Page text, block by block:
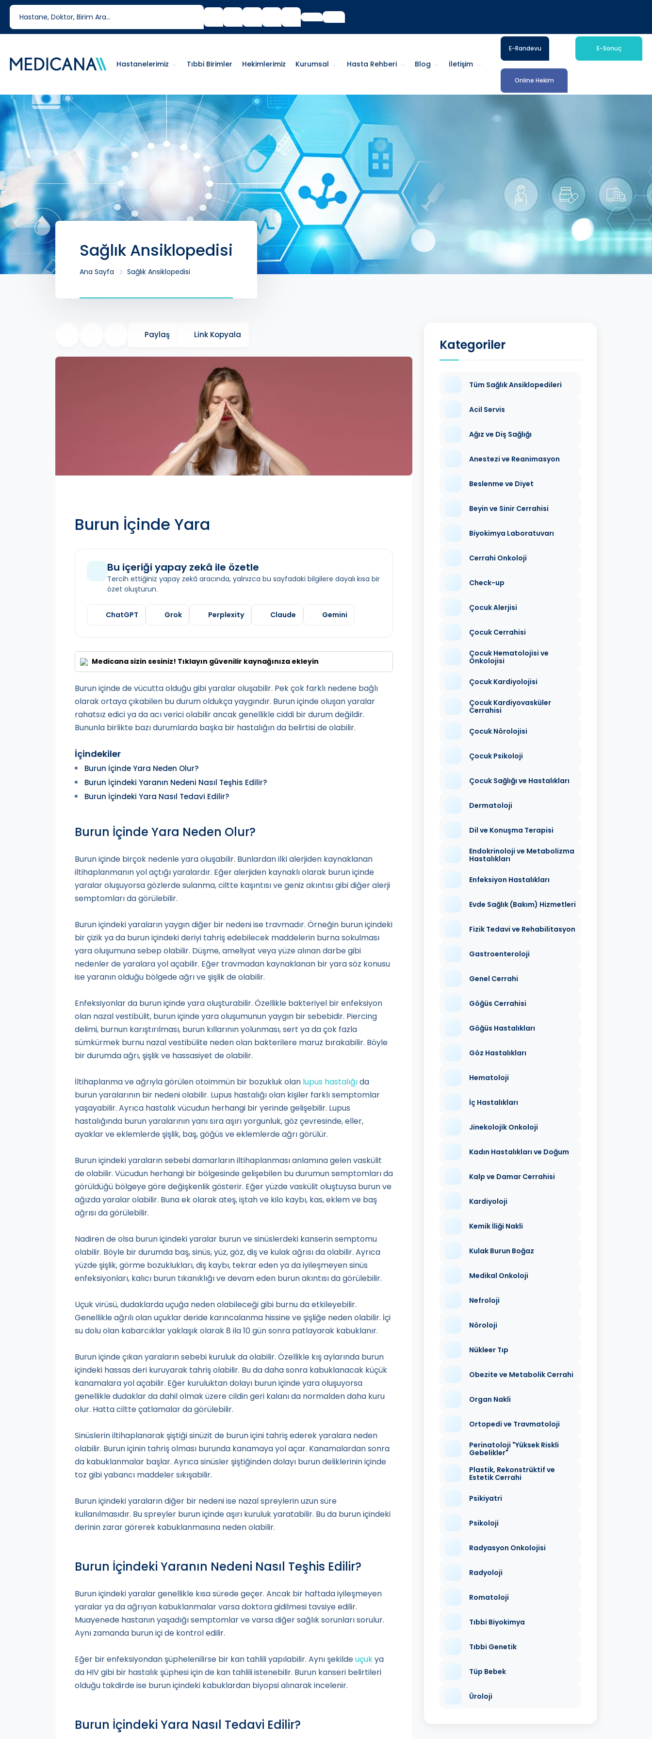
444 6 334
Tıbbi Birimler Hekimlerimiz Kurumsal Hasta Rehberi Blog İletişim
Hastanelerimiz
E-Randevu E-Sonuç
Online Hekim
Sağlık Ansiklopedisi
Ana Sayfa Sağlık Ansiklopedisi
Paylaş Link Kopyala
Burun İçinde Yara
Bu içeriği yapay zekâ ile özetle
Tercih ettiğiniz yapay zekâ aracında, yalnızca bu sayfadaki bilgilere dayalı kısa bir
özet oluşturun.
ChatGPT Grok Perplexity Claude Gemini
Medicana sizin sesiniz! Tıklayın güvenilir kaynağınıza ekleyin
Burun içinde de vücutta olduğu gibi yaralar oluşabilir. Pek çok farklı nedene bağlı
olarak ortaya çıkabilen bu durum oldukça yaygındır. Burun içinde oluşan yaralar
rahatsız edici ya da acı verici olabilir ancak genellikle ciddi bir durum değildir.
Bununla birlikte bazı durumlarda başka bir hastalığın da belirtisi de olabilir.
İçindekiler
Burun İçinde Yara Neden Olur?
Burun İçindeki Yaranın Nedeni Nasıl Teşhis Edilir?
Burun İçindeki Yara Nasıl Tedavi Edilir?
Burun İçinde Yara Neden Olur?
Burun içinde birçok nedenle yara oluşabilir. Bunlardan ilki alerjiden kaynaklanan
iltihaplanmanın yol açtığı yaralardır. Eğer alerjiden kaynaklı olarak burun içinde
yaralar oluşuyorsa gözlerde sulanma, ciltte kaşıntısı ve geniz akıntısı gibi diğer alerji
semptomları da görülebilir.
Burun içindeki yaraların yaygın diğer bir nedeni ise travmadır. Örneğin burun içindeki
bir çizik ya da burun içindeki deriyi tahriş edebilecek maddelerin burna sokulması
yara oluşumuna sebep olabilir. Düşme, ameliyat veya yüze alınan darbe gibi
nedenler de yaralara yol açabilir. Eğer travmadan kaynaklanan bir yara söz konusu
ise yaranın olduğu bölgede ağrı ve şişlik de olabilir.
Enfeksiyonlar da burun içinde yara oluşturabilir. Özellikle bakteriyel bir enfeksiyon
olan nazal vestibülit, burun içinde yara oluşumunun yaygın bir sebebidir. Piercing
delimi, burnun karıştırılması, burun kıllarının yolunması, sert ya da çok fazla
sümkürmek burnu nazal vestibülite neden olan bakterilere maruz bırakabilir. Böyle
bir durumda ağrı, şişlik ve hassasiyet de olabilir.
İltihaplanma ve ağrıyla görülen otoimmün bir bozukluk olan lupus hastalığıda
burun yaralarının bir nedeni olabilir. Lupus hastalığı olan kişiler farklı semptomlar
yaşayabilir. Ayrıca hastalık vücudun herhangi bir yerinde gelişebilir. Lupus
hastalığında burun yaralarının yanı sıra aşırı yorgunluk, göz çevresinde, eller,
ayaklar ve eklemlerde şişlik, baş, göğüs ve eklemlerde ağrı görülür.
Burun içindeki yaraların sebebi damarların iltihaplanması anlamına gelen vaskülit
de olabilir. Vücudun herhangi bir bölgesinde gelişebilen bu durumun semptomları da
görüldüğü bölgeye göre değişkenlik gösterir. Eğer yüzde vaskülit oluştuysa burun ve
ağızda yaralar olabilir. Buna ek olarak ateş, iştah ve kilo kaybı, kas, eklem ve baş
ağrısı da görülebilir.
Nadiren de olsa burun içindeki yaralar burun ve sinüslerdeki kanserin semptomu
olabilir. Böyle bir durumda baş, sinüs, yüz, göz, diş ve kulak ağrısı da olabilir. Ayrıca
yüzde şişlik, görme bozuklukları, diş kaybı, tekrar eden ya da iyileşmeyen sinüs
enfeksiyonları, kalıcı burun tıkanıklığı ve devam eden burun akıntısı da görülebilir.
Uçuk virüsü, dudaklarda uçuğa neden olabileceği gibi burnu da etkileyebilir.
Genellikle ağrılı olan uçuklar deride karıncalanma hissine ve şişliğe neden olabilir. İçi
su dolu olan kabarcıklar yaklaşık olarak 8 ila 10 gün sonra patlayarak kabuklanır.
Burun içinde çıkan yaraların sebebi kuruluk da olabilir. Özellikle kış aylarında burun
içindeki hassas deri kuruyarak tahriş olabilir. Bu da daha sonra kabuklanacak küçük
kanamalara yol açabilir. Eğer kuruluktan dolayı burun içinde yara oluşuyorsa
genellikle dudaklar da dahil olmak üzere cildin geri kalanı da normalden daha kuru
olur. Hatta ciltte çatlamalar da görülebilir.
Sinüslerin iltihaplanarak şiştiği sinüzit de burun içini tahriş ederek yaralara neden
olabilir. Burun içinin tahriş olması burunda kanamaya yol açar. Kanamalardan sonra
da kabuklanmalar başlar. Ayrıca sinüsler şiştiğinden dolayı burun deliklerinin içinde
toz gibi yabancı maddeler sıkışabilir.
Burun içindeki yaraların diğer bir nedeni ise nazal spreylerin uzun süre
kullanılmasıdır. Bu spreyler burun içinde aşırı kuruluk yaratabilir. Bu da burun içindeki
derinin zarar görerek kabuklanmasına neden olabilir.
Burun İçindeki Yaranın Nedeni Nasıl Teşhis Edilir?
Burun içindeki yaralar genellikle kısa sürede geçer. Ancak bir haftada iyileşmeyen
yaralar ya da ağrıyan kabuklanmalar varsa doktora gidilmesi tavsiye edilir.
Muayenede hastanın yaşadığı semptomlar ve varsa diğer sağlık sorunları sorulur.
Aynı zamanda burun içi de kontrol edilir.
Eğer bir enfeksiyondan şüphelenilirse bir kan tahlili yapılabilir. Aynı şekildeuçukya
da HIV gibi bir hastalık şüphesi için de kan tahlili istenebilir. Burun kanseri belirtileri
olduğu takdirde ise burun içindeki kabuklardan biyopsi alınarak incelenir.
Burun İçindeki Yara Nasıl Tedavi Edilir?
Kategoriler
Tüm Sağlık Ansiklopedileri
Acil Servis
Ağız ve Diş Sağlığı
Anestezi ve Reanimasyon
Beslenme ve Diyet
Beyin ve Sinir Cerrahisi
Biyokimya Laboratuvarı
Cerrahi Onkoloji
Check-up
Çocuk Alerjisi
Çocuk Cerrahisi
Çocuk Hematolojisi ve
Onkolojisi
Çocuk Kardiyolojisi
Çocuk Kardiyovasküler
Cerrahisi
Çocuk Nörolojisi
Çocuk Psikoloji
Çocuk Sağlığı ve Hastalıkları
Dermatoloji
Dil ve Konuşma Terapisi
Endokrinoloji ve Metabolizma
Hastalıkları
Enfeksiyon Hastalıkları
Evde Sağlık (Bakım) Hizmetleri
Fizik Tedavi ve Rehabilitasyon
Gastroenteroloji
Genel Cerrahi
Göğüs Cerrahisi
Göğüs Hastalıkları
Göz Hastalıkları
Hematoloji
İç Hastalıkları
Jinekolojik Onkoloji
Kadın Hastalıkları ve Doğum
Kalp ve Damar Cerrahisi
Kardiyoloji
Kemik İliği Nakli
Kulak Burun Boğaz
Medikal Onkoloji
Nefroloji
Nöroloji
Nükleer Tıp
Obezite ve Metabolik Cerrahi
Organ Nakli
Ortopedi ve Travmatoloji
Perinatoloji "Yüksek Riskli
Gebelikler"
Plastik, Rekonstrüktif ve
Estetik Cerrahi
Psikiyatri
Psikoloji
Radyasyon Onkolojisi
Radyoloji
Romatoloji
Tıbbi Biyokimya
Tıbbi Genetik
Tüp Bebek
Üroloji